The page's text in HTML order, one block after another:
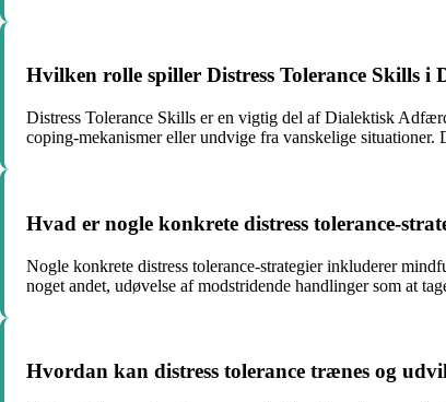
Hvilken rolle spiller Distress Tolerance Skills
Distress Tolerance Skills er en vigtig del af Dialektisk
coping-mekanismer eller undvige fra vanskelige
Hvad er nogle konkrete distress tolerance-
Nogle konkrete distress tolerance-strategier inkluderer
noget andet, udøvelse af modstridende handlinger som at
Hvordan kan distress tolerance trænes og